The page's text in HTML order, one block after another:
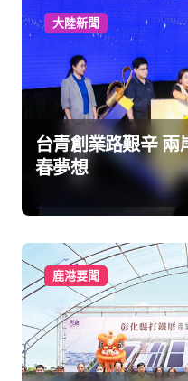
大陸新聞
台青創業路艱辛 兩
春夢想
鹿港要聞